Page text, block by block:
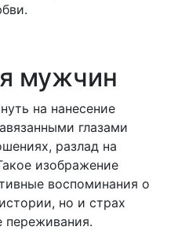
мужчин
на нанесение
глазами
разлад на
изображение
воспоминания о
но и страх
переживания.